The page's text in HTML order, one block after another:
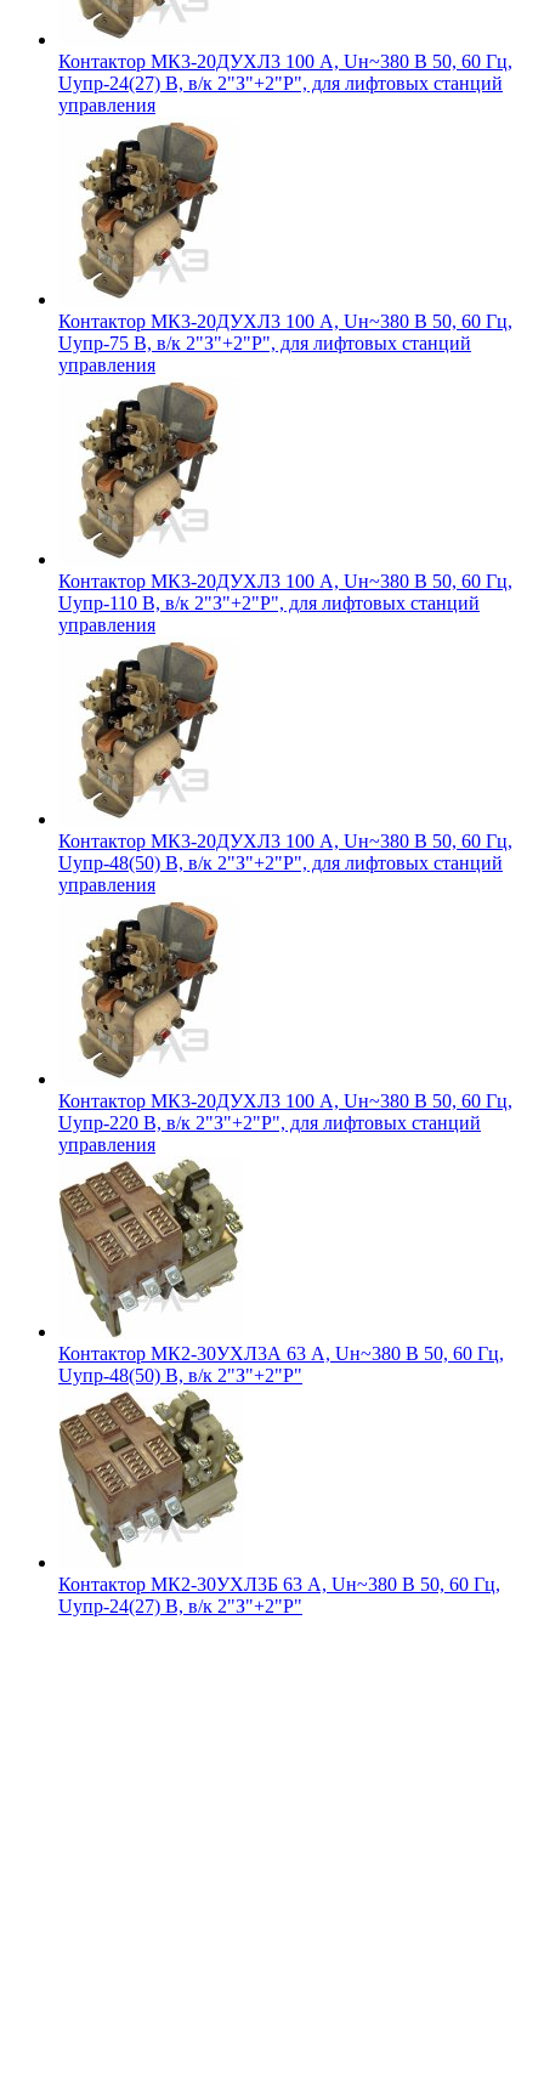
Контактор МК3-20ДУХЛ3 100 А, Uн~380 В 50, 60 Гц,
Uупр-24(27) В, в/к 2"З"+2"Р", для лифтовых станций
управления
Контактор МК3-20ДУХЛ3 100 А, Uн~380 В 50, 60 Гц,
Uупр-75 В, в/к 2"З"+2"Р", для лифтовых станций
управления
Контактор МК3-20ДУХЛ3 100 А, Uн~380 В 50, 60 Гц,
Uупр-110 В, в/к 2"З"+2"Р", для лифтовых станций
управления
Контактор МК3-20ДУХЛ3 100 А, Uн~380 В 50, 60 Гц,
Uупр-48(50) В, в/к 2"З"+2"Р", для лифтовых станций
управления
Контактор МК3-20ДУХЛ3 100 А, Uн~380 В 50, 60 Гц,
Uупр-220 В, в/к 2"З"+2"Р", для лифтовых станций
управления
Контактор МК2-30УХЛ3А 63 А, Uн~380 В 50, 60 Гц,
Uупр-48(50) В, в/к 2"З"+2"Р"
Контактор МК2-30УХЛ3Б 63 А, Uн~380 В 50, 60 Гц,
Uупр-24(27) В, в/к 2"З"+2"Р"